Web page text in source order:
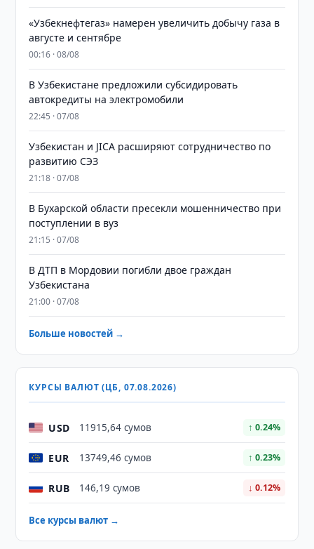
«Узбекнефтегаз» намерен увеличить добычу газа в
августе и сентябре
00:16 · 08/08
В Узбекистане предложили субсидировать
автокредиты на электромобили
22:45 · 07/08
Узбекистан и JICA расширяют сотрудничество по
развитию СЭЗ
21:18 · 07/08
В Бухарской области пресекли мошенничество при
поступлении в вуз
21:15 · 07/08
В ДТП в Мордовии погибли двое граждан
Узбекистана
21:00 · 07/08
Больше новостей →
КУРСЫ ВАЛЮТ (ЦБ, 07.08.2026)
USD 11915,64 сумов ↑ 0.24%
EUR 13749,46 сумов ↑ 0.23%
RUB 146,19 сумов ↓ 0.12%
Все курсы валют →